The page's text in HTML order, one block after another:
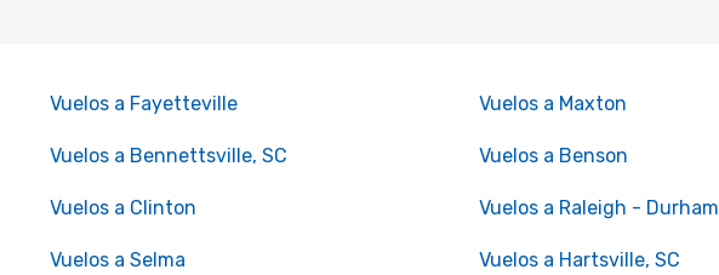
Vuelos a Fayetteville Vuelos a Maxton
Vuelos a Bennettsville, SC Vuelos a Benson
Vuelos a Clinton Vuelos a Raleigh - Durham
Vuelos a Selma Vuelos a Hartsville, SC